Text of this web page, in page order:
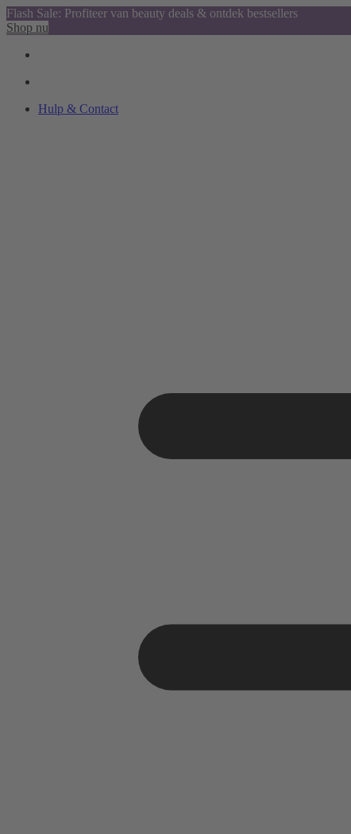
Flash Sale: Profiteer van beauty deals & ontdek bestsellers
Shop nu
Hulp & Contact